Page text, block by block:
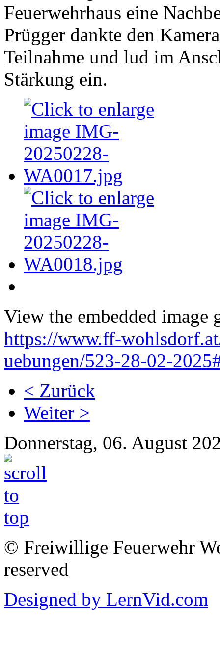
Feuerwehrhaus eine
Prügger dankte den
Teilnahme und lud im
Stärkung ein.
View the embedded image
https://www.ff-
uebungen/523-28-02-
< Zurück
Weiter >
Donnerstag, 06. August
© Freiwillige Feuerwehr
reserved
Designed by LernVid.com